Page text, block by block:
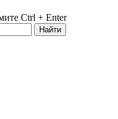
Ctrl + Enter